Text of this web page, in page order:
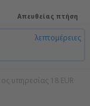
Απευθείας πτήση
λεπτομέρειες
υπηρεσίας 18 EUR